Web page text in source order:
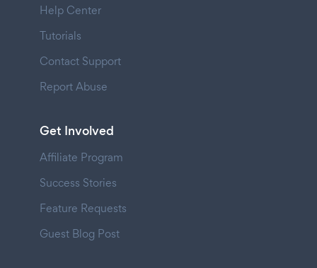
Help Center
Tutorials
Contact Support
Report Abuse
Get Involved
Affiliate Program
Success Stories
Feature Requests
Guest Blog Post